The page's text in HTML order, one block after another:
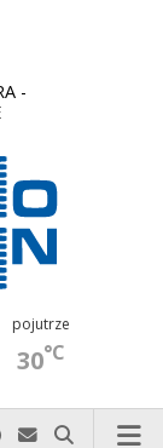
-
pojutrze
30°C
zadzwoń
u
X
nas na Instagram-ie
nas na TikTok-u
Szukaj nas na Spotify
Wyślij do nas
Szukaj